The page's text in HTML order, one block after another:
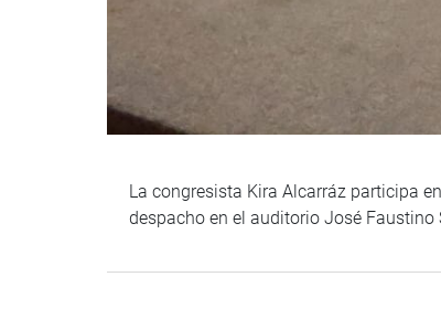
La congresista Kira Alcarráz participa
despacho en el auditorio José Faustino